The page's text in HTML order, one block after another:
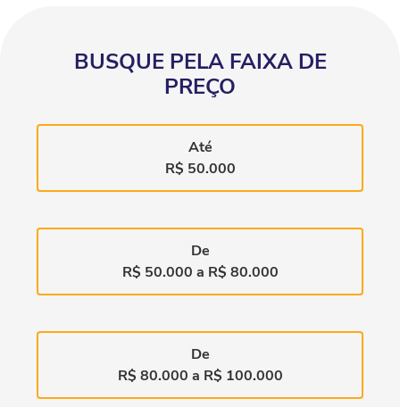
BUSQUE PELA FAIXA DE
PREÇO
Até
R$ 50.000
De
R$ 50.000 a R$ 80.000
De
R$ 80.000 a R$ 100.000